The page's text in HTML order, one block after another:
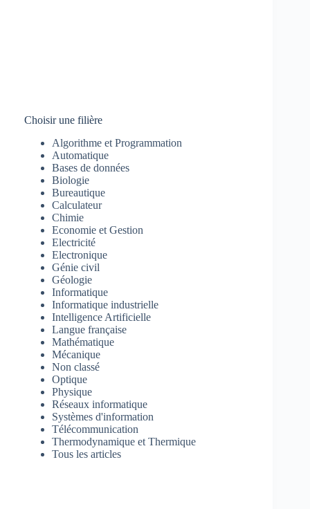
Choisir une filière
Algorithme et Programmation
Automatique
Bases de données
Biologie
Bureautique
Calculateur
Chimie
Economie et Gestion
Electricité
Electronique
Génie civil
Géologie
Informatique
Informatique industrielle
Intelligence Artificielle
Langue française
Mathématique
Mécanique
Non classé
Optique
Physique
Réseaux informatique
Systèmes d'information
Télécommunication
Thermodynamique et Thermique
Tous les articles